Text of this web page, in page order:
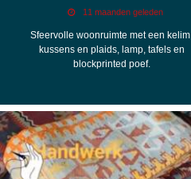
11 maanden geleden
Sfeervolle woonruimte met een kelim,
kussens en plaids, lamp, tafels en
blockprinted poef.